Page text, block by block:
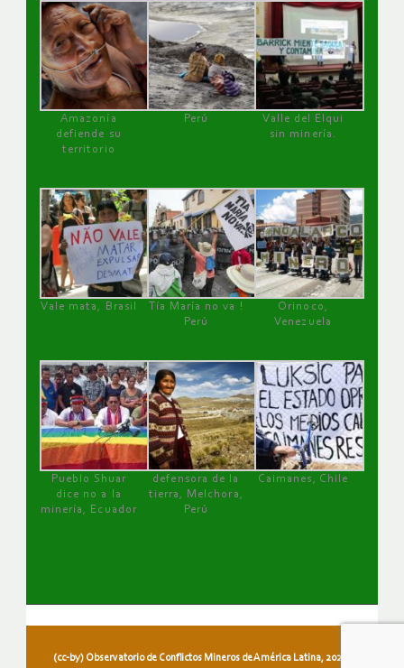
Amazonía
defiende su
territorio
Perú
Valle del Elqui
sin minería.
Vale mata, Brasil
Tía María no va !
Perú
Orinoco,
Venezuela
Pueblo Shuar
dice no a la
minería, Ecuador
defensora de la
tierra, Melchora,
Perú
Caimanes, Chile
(cc-by) Observatorio de Conflictos Mineros de América Latina, 2026